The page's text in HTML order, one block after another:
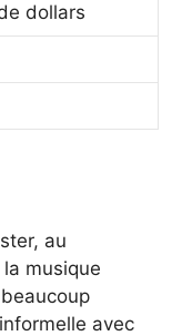
dollars
au
musique
avec